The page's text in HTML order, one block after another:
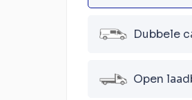
Dubbele
Open